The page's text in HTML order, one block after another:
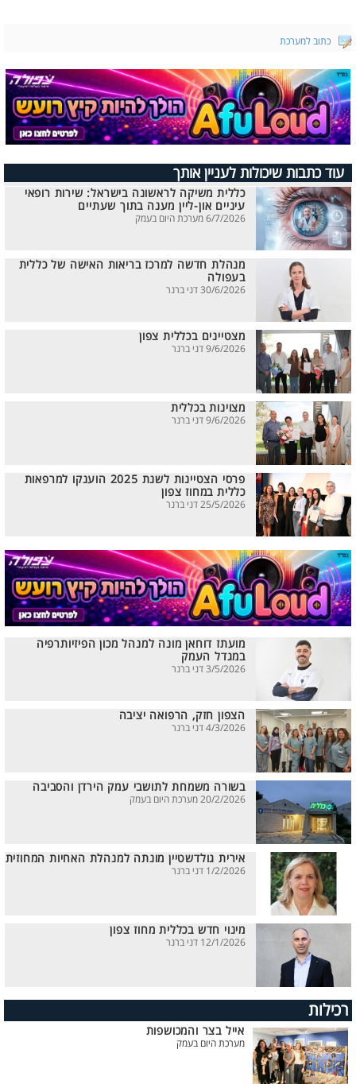
כתוב למערכת
עוד כתבות שיכולות לעניין אותך
כללית משיקה לראשונה בישראל: שירות רופאי
עיניים און-ליין מענה בתוך שעתיים
6/7/2026 מערכת היום בעמק
מנהלת חדשה למרכז בריאות האישה של כללית
בעפולה
30/6/2026 דני ברנר
מצטיינים בכללית צפון
9/6/2026 דני ברנר
מצוינות בכללית
9/6/2026 דני ברנר
פרסי הצטיינות לשנת 2025 הוענקו למרפאות
כללית במחוז צפון
25/5/2026 דני ברנר
מועתז דוחאן מונה למנהל מכון הפיזיותרפיה
במגדל העמק
3/5/2026 דני ברנר
הצפון חזק, הרפואה יציבה
4/3/2026 דני ברנר
בשורה משמחת לתושבי עמק הירדן והסביבה
20/2/2026 מערכת היום בעמק
אירית גולדשטיין מונתה למנהלת האחיות המחוזית
1/2/2026 דני ברנר
מינוי חדש בכללית מחוז צפון
12/1/2026 דני ברנר
רכילות
אייל בצר והמכושפות
מערכת היום בעמק